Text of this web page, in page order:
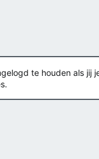
te houden als jij